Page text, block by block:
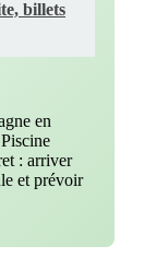
billets
en
: arriver
et prévoir